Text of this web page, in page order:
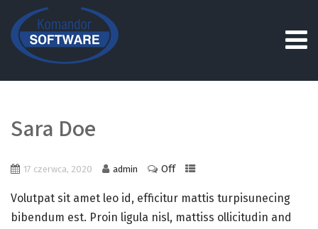
Sara Doe
17 czerwca, 2020 admin Off
Volutpat sit amet leo id, efficitur mattis turpisunecing
bibendum est. Proin ligula nisl, mattiss ollicitudin and